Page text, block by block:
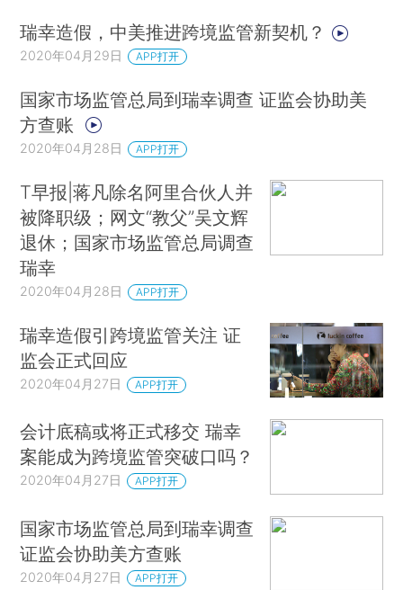
瑞幸造假，中美推进跨境监管新契机？
2020年04月29日 APP打开
国家市场监管总局到瑞幸调查 证监会协助美
方查账
2020年04月28日 APP打开
T早报|蒋凡除名阿里合伙人并
被降职级；网文“教父”吴文辉
退休；国家市场监管总局调查
瑞幸
2020年04月28日 APP打开
瑞幸造假引跨境监管关注 证
监会正式回应
2020年04月27日 APP打开
会计底稿或将正式移交 瑞幸
案能成为跨境监管突破口吗？
2020年04月27日 APP打开
国家市场监管总局到瑞幸调查
证监会协助美方查账
2020年04月27日 APP打开